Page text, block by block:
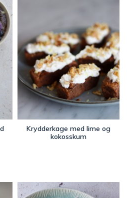
Krydderkage med lime og
kokosskum